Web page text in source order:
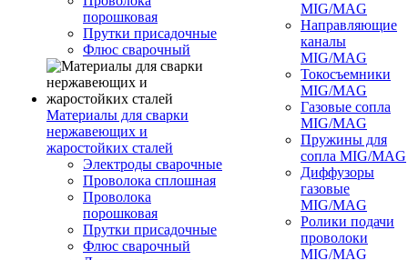
порошковая
Прутки присадочные
Флюс сварочный
Материалы для сварки
нержавеющих и
жаростойких сталей
Электроды сварочные
Проволока сплошная
Проволока
порошковая
Прутки присадочные
Флюс сварочный
MIG/MAG
Направляющие
каналы
MIG/MAG
Токосъемники
MIG/MAG
Газовые сопла
MIG/MAG
Пружины для
сопла MIG/MAG
Диффузоры
газовые
MIG/MAG
Ролики подачи
проволоки
MIG/MAG